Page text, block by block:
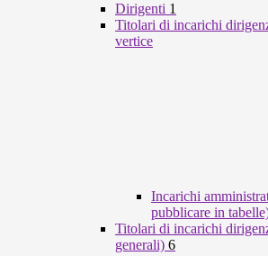
Dirigenti 1
Titolari di incarichi
vertice
Incarichi
pubblicare in
Titolari di incarichi
generali) 6